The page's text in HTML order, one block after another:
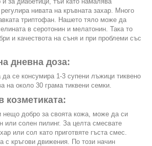
нивата на кръвната захар. Много
триптофан. Нашето тяло може да
в серотонин и мелатонин. Така то
и качествота на съня и при проблеми със
дневна доза:
се консумира 1-3 супени лъжици тиквено
на около 30 грама тиквени семки.
козметиката:
нещо добро за своята кожа, може да си
или солен пилинг. За целта смесвате
или сол като приготвяте гъста смес.
с кръгови движения. По този начин